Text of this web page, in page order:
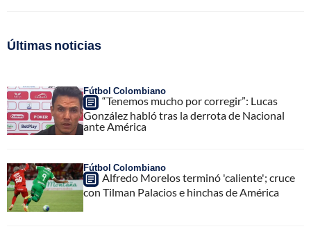
Últimas noticias
Fútbol Colombiano
“Tenemos mucho por corregir”: Lucas
González habló tras la derrota de Nacional
ante América
Fútbol Colombiano
Alfredo Morelos terminó 'caliente'; cruce
con Tilman Palacios e hinchas de América